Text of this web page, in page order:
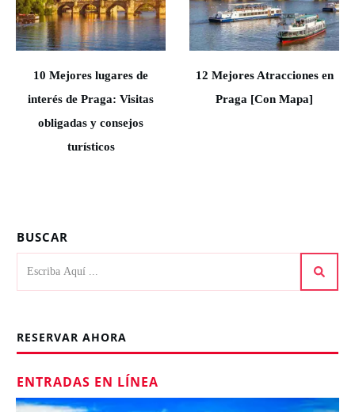
10 Mejores lugares de
interés de Praga: Visitas
obligadas y consejos
turísticos
12 Mejores Atracciones en
Praga [Con Mapa]
BUSCAR
RESERVAR AHORA
ENTRADAS EN LÍNEA